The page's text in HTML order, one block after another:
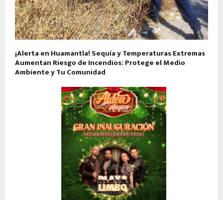
¡Alerta en Huamantla! Sequía y Temperaturas Extremas
Aumentan Riesgo de Incendios: Protege el Medio
Ambiente y Tu Comunidad